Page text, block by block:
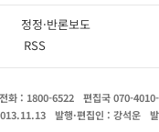
정정·반론보도
RSS
화 : 1800-6522 편집국 070-
발행·편집인 : 강석운